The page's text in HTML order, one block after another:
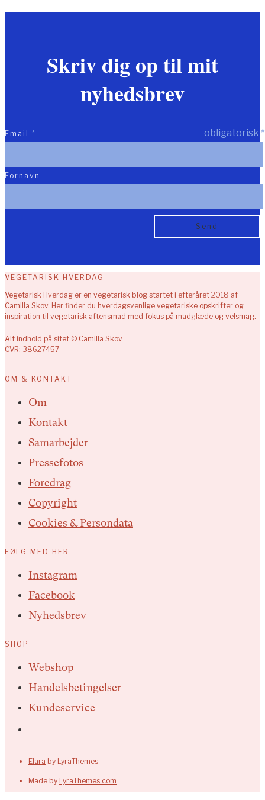
Skriv dig op til mit
nyhedsbrev
*
obligatorisk
Email *
Fornavn
VEGETARISK HVERDAG
Vegetarisk Hverdag er en vegetarisk blog startet i efteråret 2018 af
Camilla Skov. Her finder du hverdagsvenlige vegetariske opskrifter og
inspiration til vegetarisk aftensmad med fokus på madglæde og velsmag.
Alt indhold på sitet © Camilla Skov
CVR: 38627457
OM & KONTAKT
Om
Kontakt
Samarbejder
Pressefotos
Foredrag
Copyright
Cookies & Persondata
FØLG MED HER
Instagram
Facebook
Nyhedsbrev
SHOP
Webshop
Handelsbetingelser
Kundeservice
Elara by LyraThemes
Made by LyraThemes.com